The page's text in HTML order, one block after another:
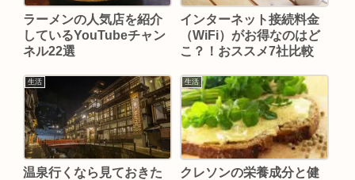
ラーメンの人気店を紹介
しているYouTubeチャン
ネル22選
インターネット接続料金
（WiFi）がお得なのはど
こ？！おススメ7社比較
生活
温泉行くなら見ておきた
生活
クレソンの栄養成分と健